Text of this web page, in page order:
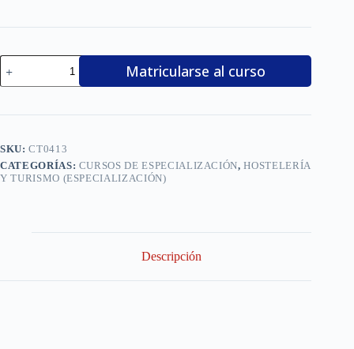
Curso
de
Comunicación,
y
restauración
cantidad
Matricularse al curso
SKU:CT0413
CATEGORÍAS: CURSOS DE ESPECIALIZACIÓN,HOSTELERÍA
Y TURISMO (ESPECIALIZACIÓN)
Descripción